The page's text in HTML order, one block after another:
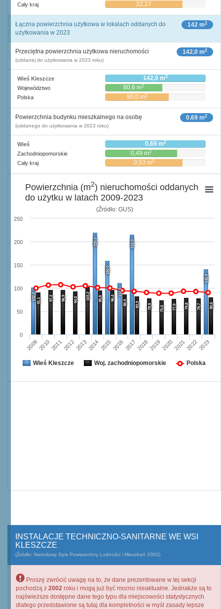
Cały kraj 22,27
142 m2
Łączna powierzchnia użytkowa w lokalach oddanych do
użytkowania w 2023
142,0 m2
Przeciętna powierzchnia użytkowa nieruchomości
(oddanej do użytkowania w 2023 roku)
Wieś Kleszcze 142,0 m2
Województwo 80,6 m2
Polska 90,0 m2
0,69 m2
Powierzchnia budynku mieszkalnego na osobę
(oddanego do użytkowania w 2023 roku)
Wieś 0,69 m2
Zachodniopomorskie 0,49 m2
Cały kraj 0,53 m2
(Źródło: GUS)
102,0
220,0
160,0
112,0
216,0
142,0
91,1 97,2 96,9 94,0 103,2 95,8 96,4
86,9 83,3 78,9 75,0 77,9 79,8 78,7 80,6
200920102011201220132014 2015 2016 2017 201820192020202120222023
0
50
100
150
200
250
Powierzchnia (m2) nieruchomości oddanych
do użytku w latach 2009-2023
Wieś Kleszcze Woj. zachodniopomorskie Polska
INSTALACJE TECHNICZNO-SANITARNE WE WSI
KLESZCZE
(Źródło: Narodowy Spis Powszechny Ludności i Mieszkań 2002)
Proszę zwrócić uwagę na to, że dane prezentowane w tej sekcji
pochodzą z 2002 roku i mogą już być mocno nieaktualne. Jednakże są to
najświeższe dostępne dane tego typu dla miejscowości statystycznych
dlatego przedstawione są tutaj dla kompletności w myśl zasady lepsze